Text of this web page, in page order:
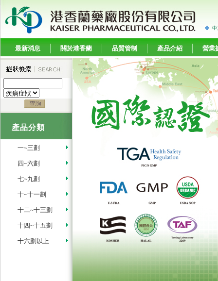
中
最新消息 關於港香蘭 品質管制 產品介紹 營業
產品分類
一~三劃
四~六劃
七~九劃
十~十一劃
十二~十三劃
十四~十五劃
十六劃以上